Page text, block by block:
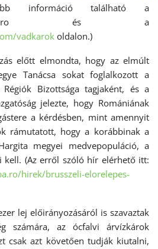
információ található a
és a
vadkarok oldalon.)
előtt elmondta, hogy az elmúlt
Tanácsa sokat foglalkozott a
Bizottsága tagjaként, és a
jelezte, hogy Romániának
a kérdésben, mint amennyit
rámutatott, hogy a korábbinak a
megyei medvepopuláció, a
kell. (Az erről szóló hír elérhető itt:
hirek/brusszeli-elorelepes-
lej előirányozásáról is szavaztak
számára, az ócfalvi árvízkárok
csak azt követően tudják kiutalni,